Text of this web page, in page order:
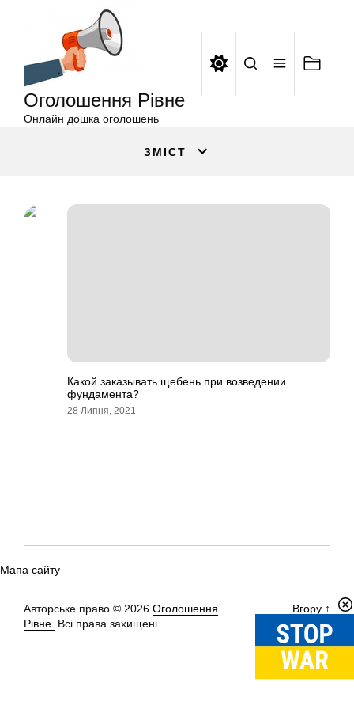
Оголошення Рівне
Онлайн дошка оголошень
ЗМІСТ
Какой заказывать щебень при возведении
фундамента?
28 Липня, 2021
Мапа сайту
Авторське право © 2026 Оголошення
Рівне. Всі права захищені.
Вгору ↑